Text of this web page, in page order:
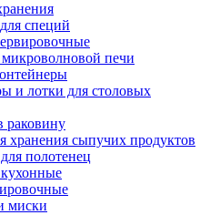
специй
печи
и лотки для столовых
раковину
хранения сыпучих продуктов
полотенец
миски